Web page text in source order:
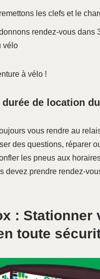
les clefs et le
rendez-vous dans
vélo
à vélo !
durée de location
vous rendre au
des questions, réparer
les pneus aux
devez prendre rendez-
: Stationner
toute